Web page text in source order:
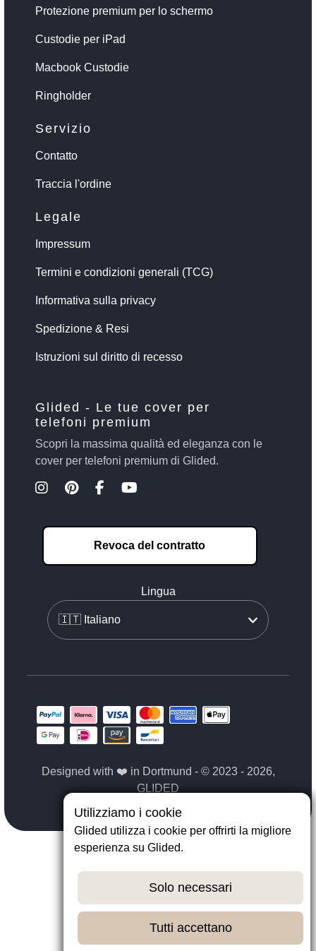
Protezione premium per lo schermo
Custodie per iPad
Macbook Custodie
Ringholder
Servizio
Contatto
Traccia l'ordine
Legale
Impressum
Termini e condizioni generali (TCG)
Informativa sulla privacy
Spedizione & Resi
Istruzioni sul diritto di recesso
Glided - Le tue cover per
telefoni premium
Scopri la massima qualità ed eleganza con le
cover per telefoni premium di Glided.
Revoca del contratto
Lingua
Designed with ❤️ in Dortmund - © 2023 - 2026,
GLIDED
Utilizziamo i cookie
Glided utilizza i cookie per offrirti la migliore
esperienza su Glided.
Solo necessari
Tutti accettano